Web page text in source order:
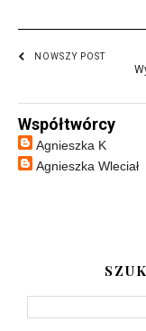
NOWSZY POST
Współtwórcy
Agnieszka K
Agnieszka Wleciał